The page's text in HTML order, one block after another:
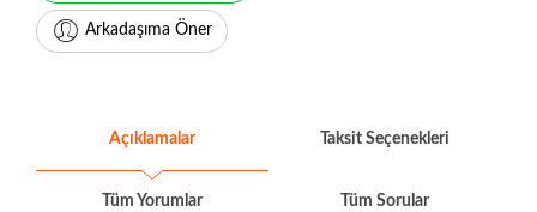
Arkadaşıma Öner
Açıklamalar Taksit Seçenekleri
Tüm Yorumlar Tüm Sorular